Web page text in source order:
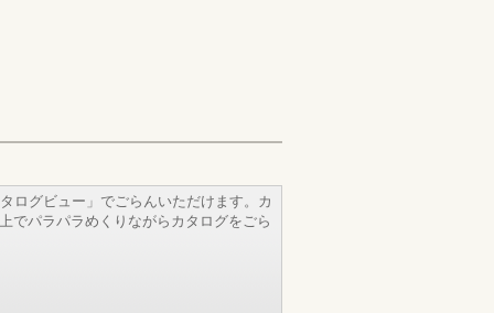
ログビュー」でごらんいただけます。カ
でパラパラめくりながらカタログをごら